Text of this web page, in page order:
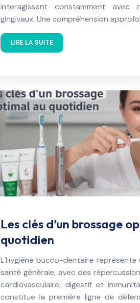
interagissent constamment
gingivaux. Une compréhension
LIRE LA SUITE
Les clés d’un brossage
quotidien
L’hygiène bucco-dentaire
santé générale, avec des
cardiovasculaire, digestif et
constitue la première ligne de